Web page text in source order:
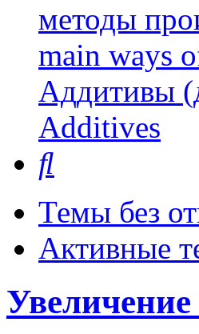
методы
main ways
Аддитивы
Additives
Темы без
Активные